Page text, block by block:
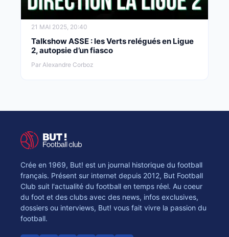
21 MAI 2025, 20:40
Talkshow ASSE : les Verts relégués en Ligue
2, autopsie d’un fiasco
Par Alexandre Corboz
Crée en 1969, But! est un journal historique du football
français. Présent sur internet depuis 2012, But Football
Club suit l'actualité du football en temps réel. Au coeur
du foot et des clubs avec des news, infos exclusives,
dossiers ou interviews, But! vous fait vivre la passion du
football.